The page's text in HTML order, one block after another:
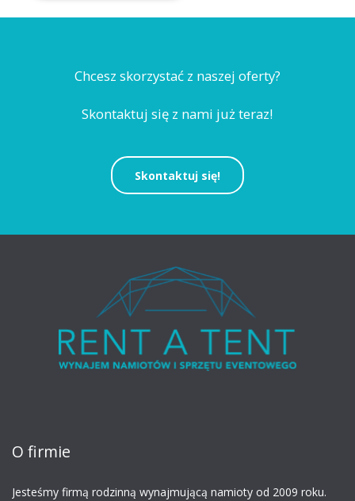
Chcesz skorzystać z naszej oferty?
Skontaktuj się z nami już teraz!
Skontaktuj się!
O firmie
Jesteśmy firmą rodzinną wynajmującą namioty od 2009 roku.